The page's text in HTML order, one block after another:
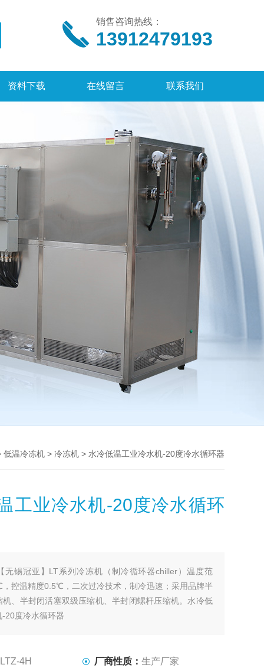
销售咨询热线：
13912479193
资料下载 在线留言 联系我们
低温冷冻机> 冷冻机> 水冷低温工业冷水机-20度冷水循环器
工业冷水机-20度冷水循环
无锡冠亚】LT系列冷冻机（制冷循环器chiller）温度范
控温精度0.5℃，⼆次过冷技术，制冷迅速；采用品牌半
机、半封闭活塞双级压缩机、半封闭螺杆压缩机。水冷低
20度冷水循环器
LTZ-4H 厂商性质：生产厂家